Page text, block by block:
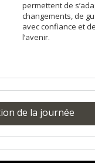
permettent de
changements, de
avec confiance et
l’avenir.
de la journée